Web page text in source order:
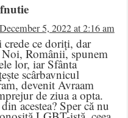
December 5, 2022 at 2:16 am
crede ce doriți, dar
Românii, spunem
lor, iar Sfânta
scârbavnicul
devenit Avraam
de ziua a opta.
acestea? Sper că nu